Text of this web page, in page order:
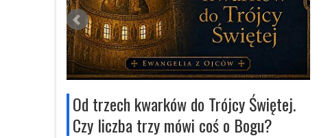
Od trzech kwarków do Trójcy Świętej.
Czy liczba trzy mówi coś o Bogu?